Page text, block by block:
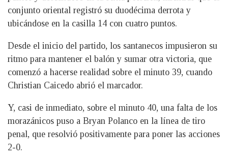
conjunto oriental registró su duodécima derrota y
ubicándose en la casilla 14 con cuatro puntos.
Desde el inicio del partido, los santanecos impusieron su
ritmo para mantener el balón y sumar otra victoria, que
comenzó a hacerse realidad sobre el minuto 39, cuando
Christian Caicedo abrió el marcador.
Y, casi de inmediato, sobre el minuto 40, una falta de los
morazánicos puso a Bryan Polanco en la línea de tiro
penal, que resolvió positivamente para poner las acciones
2-0.